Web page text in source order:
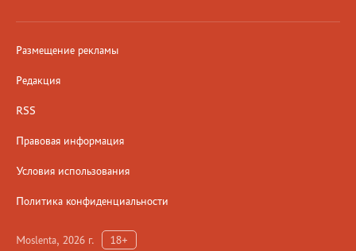
Размещение рекламы
Редакция
RSS
Правовая информация
Условия использования
Политика конфиденциальности
Moslenta, 2026 г. 18+